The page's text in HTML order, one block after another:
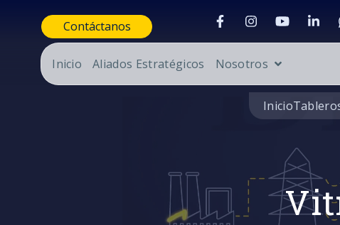
Contáctanos
Inicio Aliados Estratégicos Nosotros
Inicio